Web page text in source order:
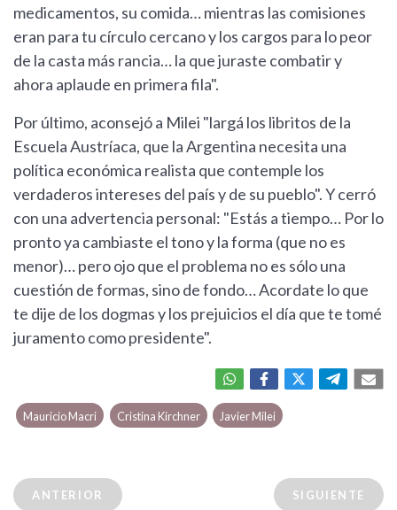
medicamentos, su comida… mientras las comisiones
eran para tu círculo cercano y los cargos para lo peor
de la casta más rancia… la que juraste combatir y
ahora aplaude en primera fila".
Por último, aconsejó a Milei "largá los libritos de la
Escuela Austríaca, que la Argentina necesita una
política económica realista que contemple los
verdaderos intereses del país y de su pueblo". Y cerró
con una advertencia personal: "Estás a tiempo… Por lo
pronto ya cambiaste el tono y la forma (que no es
menor)… pero ojo que el problema no es sólo una
cuestión de formas, sino de fondo… Acordate lo que
te dije de los dogmas y los prejuicios el día que te tomé
juramento como presidente".
Mauricio Macri Cristina Kirchner Javier Milei
ANTERIOR SIGUIENTE